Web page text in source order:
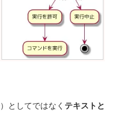
としてではなく テキストと